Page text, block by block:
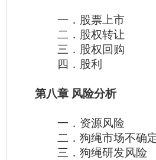
一．股票上市
二．股权转让
三．股权回购
四．股利
第八章 风险分析
一．资源风险
二．狗绳市场不确
三．狗绳研发风险